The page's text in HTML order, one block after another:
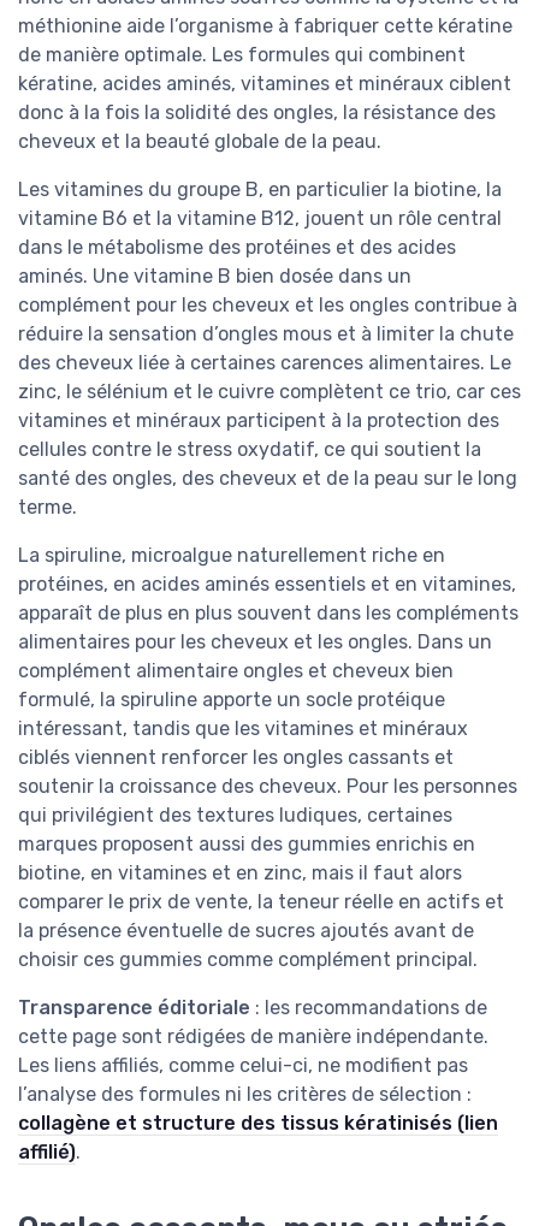
méthionine aide l’organisme à fabriquer cette kératine
de manière optimale. Les formules qui combinent
kératine, acides aminés, vitamines et minéraux ciblent
donc à la fois la solidité des ongles, la résistance des
cheveux et la beauté globale de la peau.
Les vitamines du groupe B, en particulier la biotine, la
vitamine B6 et la vitamine B12, jouent un rôle central
dans le métabolisme des protéines et des acides
aminés. Une vitamine B bien dosée dans un
complément pour les cheveux et les ongles contribue à
réduire la sensation d’ongles mous et à limiter la chute
des cheveux liée à certaines carences alimentaires. Le
zinc, le sélénium et le cuivre complètent ce trio, car ces
vitamines et minéraux participent à la protection des
cellules contre le stress oxydatif, ce qui soutient la
santé des ongles, des cheveux et de la peau sur le long
terme.
La spiruline, microalgue naturellement riche en
protéines, en acides aminés essentiels et en vitamines,
apparaît de plus en plus souvent dans les compléments
alimentaires pour les cheveux et les ongles. Dans un
complément alimentaire ongles et cheveux bien
formulé, la spiruline apporte un socle protéique
intéressant, tandis que les vitamines et minéraux
ciblés viennent renforcer les ongles cassants et
soutenir la croissance des cheveux. Pour les personnes
qui privilégient des textures ludiques, certaines
marques proposent aussi des gummies enrichis en
biotine, en vitamines et en zinc, mais il faut alors
comparer le prix de vente, la teneur réelle en actifs et
la présence éventuelle de sucres ajoutés avant de
choisir ces gummies comme complément principal.
Transparence éditoriale : les recommandations de
cette page sont rédigées de manière indépendante.
Les liens affiliés, comme celui-ci, ne modifient pas
l’analyse des formules ni les critères de sélection :
collagène et structure des tissus kératinisés (lien
affilié).